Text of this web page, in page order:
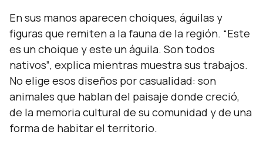
En sus manos aparecen choiques, águilas y
figuras que remiten a la fauna de la región. “Este
es un choique y este un águila. Son todos
nativos”, explica mientras muestra sus trabajos.
No elige esos diseños por casualidad: son
animales que hablan del paisaje donde creció,
de la memoria cultural de su comunidad y de una
forma de habitar el territorio.